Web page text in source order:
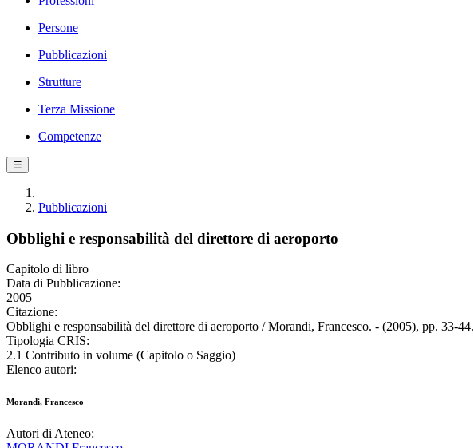
Persone
Pubblicazioni
Strutture
Terza Missione
Competenze
☰
Pubblicazioni
Obblighi e responsabilità del direttore di aeroporto
Capitolo di libro
Data di Pubblicazione:
2005
Citazione:
Obblighi e responsabilità del direttore di aeroporto / Morandi, Francesco. - (2005), pp. 33-44.
Tipologia CRIS:
2.1 Contributo in volume (Capitolo o Saggio)
Elenco autori:
Morandi, Francesco
Autori di Ateneo: